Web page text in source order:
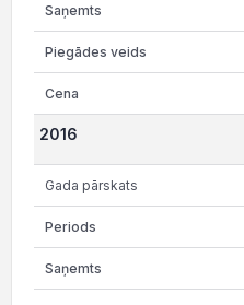
2016
Gada pārskats